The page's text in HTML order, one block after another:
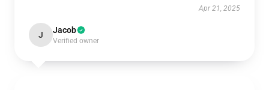
Apr 21, 2025
J Jacob
Verified owner